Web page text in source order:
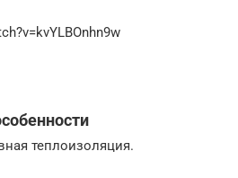
теплоизоляция.